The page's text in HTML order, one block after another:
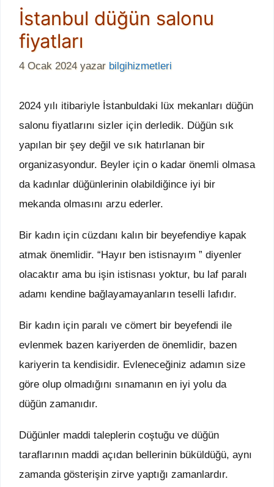
İstanbul düğün salonu
fiyatları
4 Ocak 2024 yazar bilgihizmetleri
2024 yılı itibariyle İstanbuldaki lüx mekanları düğün
salonu fiyatlarını sizler için derledik. Düğün sık
yapılan bir şey değil ve sık hatırlanan bir
organizasyondur. Beyler için o kadar önemli olmasa
da kadınlar düğünlerinin olabildiğince iyi bir
mekanda olmasını arzu ederler.
Bir kadın için cüzdanı kalın bir beyefendiye kapak
atmak önemlidir. “Hayır ben istisnayım ” diyenler
olacaktır ama bu işin istisnası yoktur, bu laf paralı
adamı kendine bağlayamayanların teselli lafıdır.
Bir kadın için paralı ve cömert bir beyefendi ile
evlenmek bazen kariyerden de önemlidir, bazen
kariyerin ta kendisidir. Evleneceğiniz adamın size
göre olup olmadığını sınamanın en iyi yolu da
düğün zamanıdır.
Düğünler maddi taleplerin coştuğu ve düğün
taraflarının maddi açıdan bellerinin büküldüğü, aynı
zamanda gösterişin zirve yaptığı zamanlardır.